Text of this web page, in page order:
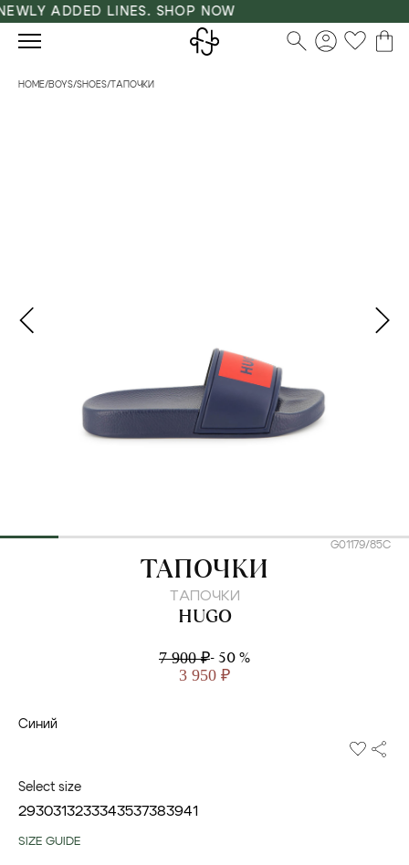
ADDED LINES. SHOP NOW
HOME/BOYS/SHOES/ ТАПОЧКИ
G01179/85C
HUGO
ТАПОЧКИ
ТАПОЧКИ
HUGO
7 900 ₽- 50 %
3 950 ₽
Синий
Select size
2930313233343537383941
SIZE GUIDE